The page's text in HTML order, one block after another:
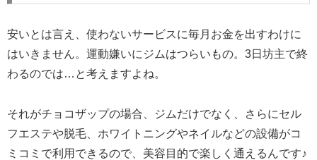
安いとは言え、使わないサービスに毎月お金を出すわけに
はいきません。運動嫌いにジムはつらいもの。3日坊主で終
わるのでは…と考えますよね。
それがチョコザップの場合、ジムだけでなく、さらにセル
フエステや脱毛、ホワイトニングやネイルなどの設備がコ
ミコミで利用できるので、美容目的で楽しく通えるんです♪